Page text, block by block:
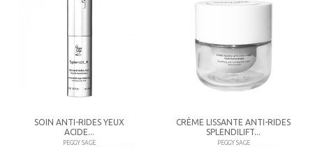
SOIN ANTI-RIDES YEUX
ACIDE...
PEGGY SAGE
CRÈME LISSANTE ANTI-RIDES
SPLENDILIFT...
PEGGY SAGE